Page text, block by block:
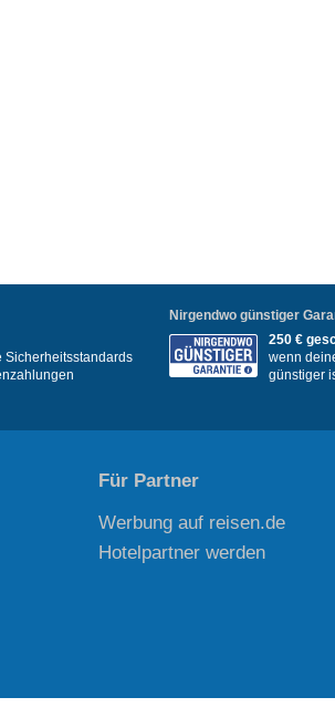
Sicherheitsstandards
Nirgendwo günstiger
250 €
wenn
günstiger
Für Partner
Werbung auf reisen.de
Hotelpartner werden